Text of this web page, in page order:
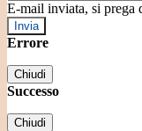
E-mail inviata, si prega
Errore
Chiudi
Successo
Chiudi